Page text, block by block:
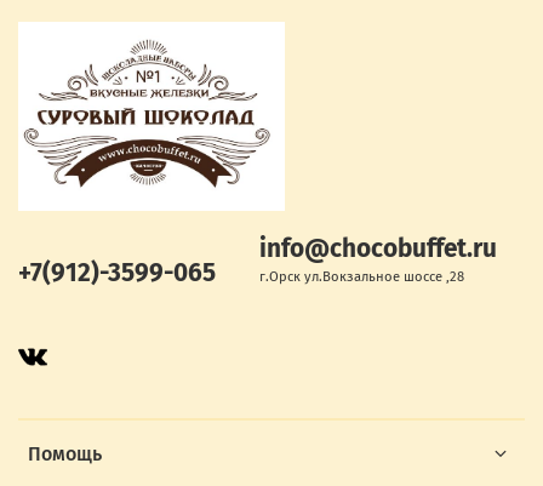
Помощь
+7(912)-3599-065
info@chocobuffet.ru
г.Орск ул.Вокзальное шоссе ,28